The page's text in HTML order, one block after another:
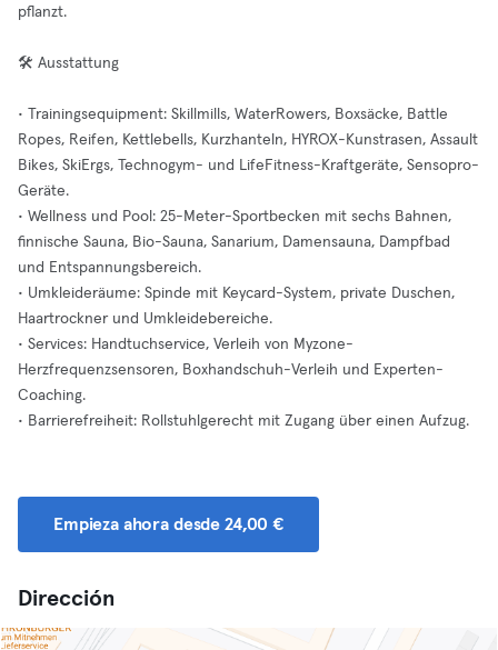
pflanzt.
🛠️ Ausstattung
• Trainingsequipment: Skillmills, WaterRowers, Boxsäcke, Battle
Ropes, Reifen, Kettlebells, Kurzhanteln, HYROX-Kunstrasen, Assault
Bikes, SkiErgs, Technogym- und LifeFitness-Kraftgeräte, Sensopro-
Geräte.
• Wellness und Pool: 25-Meter-Sportbecken mit sechs Bahnen,
finnische Sauna, Bio-Sauna, Sanarium, Damensauna, Dampfbad
und Entspannungsbereich.
• Umkleideräume: Spinde mit Keycard-System, private Duschen,
Haartrockner und Umkleidebereiche.
• Services: Handtuchservice, Verleih von Myzone-
Herzfrequenzsensoren, Boxhandschuh-Verleih und Experten-
Coaching.
• Barrierefreiheit: Rollstuhlgerecht mit Zugang über einen Aufzug.
Empieza ahora desde 24,00 €
Dirección